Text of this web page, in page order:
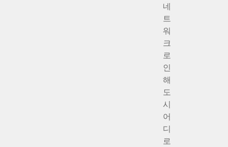
네
트
워
크
로
인
해
도
시
어
디
로